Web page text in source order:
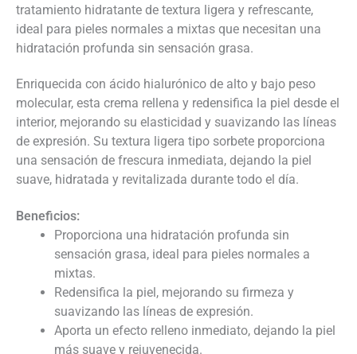
tratamiento hidratante de textura ligera y refrescante,
ideal para pieles normales a mixtas que necesitan una
hidratación profunda sin sensación grasa.
Enriquecida con ácido hialurónico de alto y bajo peso
molecular, esta crema rellena y redensifica la piel desde el
interior, mejorando su elasticidad y suavizando las líneas
de expresión. Su textura ligera tipo sorbete proporciona
una sensación de frescura inmediata, dejando la piel
suave, hidratada y revitalizada durante todo el día.
Beneficios:
Proporciona una hidratación profunda sin
sensación grasa, ideal para pieles normales a
mixtas.
Redensifica la piel, mejorando su firmeza y
suavizando las líneas de expresión.
Aporta un efecto relleno inmediato, dejando la piel
más suave y rejuvenecida.